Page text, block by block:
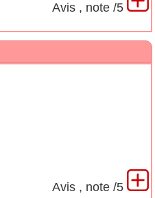
Avis , note /5
Avis , note /5